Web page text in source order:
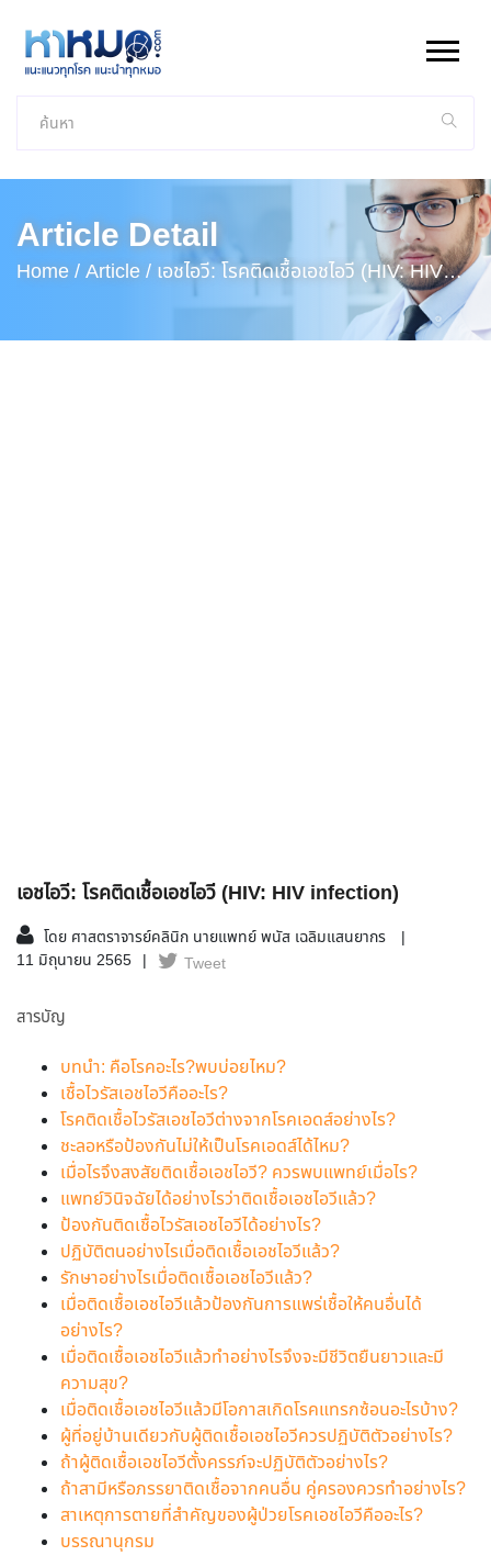
Article Detail
Home /Article / เอชไอวี: โรคติดเชื้อเอชไอวี (HIV: HIV
เอชไอวี: โรคติดเชื้อเอชไอวี (HIV: HIV infection)
โดย ศาสตราจารย์คลินิก นายแพทย์ พนัส เฉลิมแสนยากร
11 มิถุนายน 2565
Tweet
สารบัญ
บทนำ: คือโรคอะไร?พบบ่อยไหม?
เชื้อไวรัสเอชไอวีคืออะไร?
โรคติดเชื้อไวรัสเอชไอวีต่างจากโรคเอดส์อย่างไร?
ชะลอหรือป้องกันไม่ให้เป็นโรคเอดส์ได้ไหม?
เมื่อไรจึงสงสัยติดเชื้อเอชไอวี? ควรพบแพทย์เมื่อไร?
แพทย์วินิจฉัยได้อย่างไรว่าติดเชื้อเอชไอวีแล้ว?
ป้องกันติดเชื้อไวรัสเอชไอวีได้อย่างไร?
ปฏิบัติตนอย่างไรเมื่อติดเชื้อเอชไอวีแล้ว?
รักษาอย่างไรเมื่อติดเชื้อเอชไอวีแล้ว?
เมื่อติดเชื้อเอชไอวีแล้วป้องกันการแพร่เชื้อให้คนอื่นได้
อย่างไร?
เมื่อติดเชื้อเอชไอวีแล้วทำอย่างไรจึงจะมีชีวิตยืนยาวและมี
ความสุข?
เมื่อติดเชื้อเอชไอวีแล้วมีโอกาสเกิดโรคแทรกซ้อนอะไรบ้าง?
ผู้ที่อยู่บ้านเดียวกับผู้ติดเชื้อเอชไอวีควรปฏิบัติตัวอย่างไร?
ถ้าผู้ติดเชื้อเอชไอวีตั้งครรภ์จะปฏิบัติตัวอย่างไร?
ถ้าสามีหรือภรรยาติดเชื้อจากคนอื่น คู่ครองควรทำอย่างไร?
สาเหตุการตายที่สำคัญของผู้ป่วยโรคเอชไอวีคืออะไร?
บรรณานุกรม